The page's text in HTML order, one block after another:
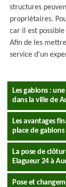
structures
propriétaires.
car il est
Afin de les
service d'un
Les gabions :
dans la ville de
Les avantages
place de
La pose de
Elagueur 24 à
Pose et